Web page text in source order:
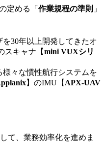
定める「 作業規程の準則 」
30年以上開発してきたオ
スキャナ【mini VUXシリ
々な慣性航行システムを
】のIMU【 APX-UAV
て、業務効率化を進めま